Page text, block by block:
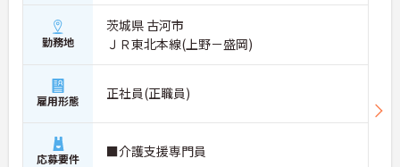
勤務地
茨城県 古河市
ＪＲ東北本線(上野－盛岡)
雇用形態 正社員(正職員)
応募要件 ■介護支援専門員